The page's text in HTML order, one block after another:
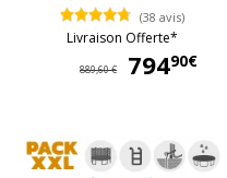
(38 avis)
Livraison Offerte*
889,60 € 79490€